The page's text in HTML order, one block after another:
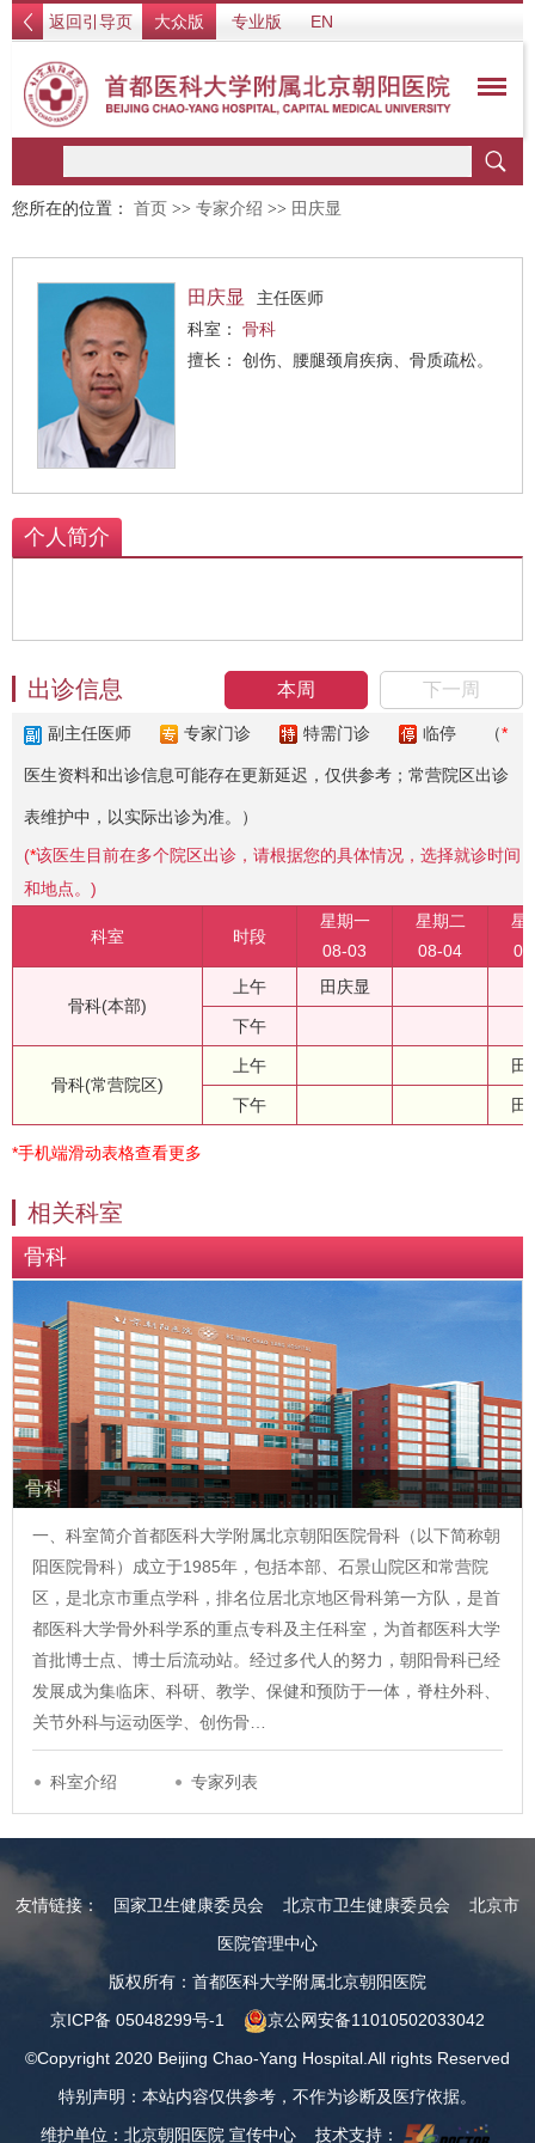
返回引导页 大众版 专业版 EN
您所在的位置： 首页 >> 专家介绍 >> 田庆显
田庆显
主任医师
科室： 骨科
擅长： 创伤、腰腿颈肩疾病、骨质疏松。
个人简介
本周 下一周
出诊信息
副主任医师 专家门诊 特需门诊 临停 （*
医生资料和出诊信息可能存在更新延迟，仅供参考；常营院区出诊
表维护中，以实际出诊为准。）
(*该医生目前在多个院区出诊，请根据您的具体情况，选择就诊时间
和地点。)
科室 时段
星期一
08-03
星期二
08-04
星
骨科(本部)
上午 田庆显
下午
骨科(常营院区)
上午 田
下午 田
*手机端滑动表格查看更多
相关科室
骨科
骨科
一、科室简介首都医科大学附属北京朝阳医院骨科（以下简称朝
阳医院骨科）成立于1985年，包括本部、石景山院区和常营院
区，是北京市重点学科，排名位居北京地区骨科第一方队，是首
都医科大学骨外科学系的重点专科及主任科室，为首都医科大学
首批博士点、博士后流动站。经过多代人的努力，朝阳骨科已经
发展成为集临床、科研、教学、保健和预防于一体，脊柱外科、
关节外科与运动医学、创伤骨…
科室介绍 专家列表
友情链接： 国家卫生健康委员会 北京市卫生健康委员会
北京市
医院管理中心
版权所有：首都医科大学附属北京朝阳医院
京ICP备 05048299号-1
京公网安备11010502033042
©Copyright 2020 Beijing Chao-Yang Hospital.All rights Reserved
特别声明：本站内容仅供参考，不作为诊断及医疗依据。
维护单位：北京朝阳医院 宣传中心 技术支持：